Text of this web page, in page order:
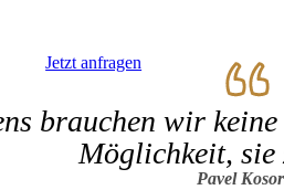
Jetzt anfragen
brauchen wir
Möglichkeit, sie
Pavel